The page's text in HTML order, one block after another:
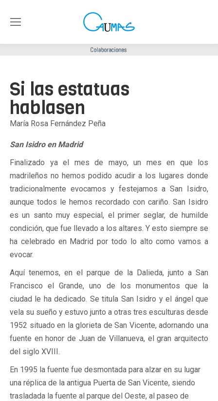
Si las estatuas
hablasen
María Rosa Fernández Peña
San Isidro en Madrid
Finalizado ya el mes de mayo, un mes en que los
madrileños no hemos podido acudir a los lugares donde
tradicionalmente evocamos y festejamos a San Isidro,
aunque todos le hemos recordado con cariño. San Isidro
es un santo muy especial, el primer seglar, de humilde
condición, que fue llevado a los altares. Y esto siempre se
ha celebrado en Madrid por todo lo alto como vamos a
evocar.
Aquí tenemos, en el parque de la Dalieda, junto a San
Francisco el Grande, uno de los monumentos que la
ciudad le ha dedicado. Se titula San Isidro y el ángel que
vela su sueño y estuvo junto a otras tres esculturas desde
1952 situado en la glorieta de San Vicente, adornando una
fuente en honor de Juan de Villanueva, el gran arquitecto
del siglo XVIII.
En 1995 la fuente fue desmontada para alzar en su lugar
una réplica de la antigua Puerta de San Vicente, siendo
trasladada la fuente al parque del Oeste, al paseo de